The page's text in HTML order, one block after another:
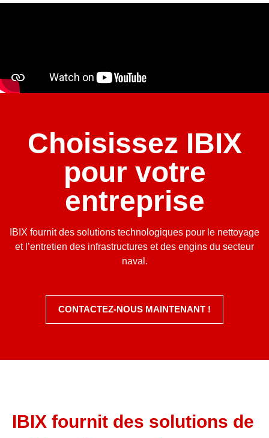
Choisissez IBIX
pour votre
entreprise
IBIX fournit des solutions technologiques pour le nettoyage
et l’entretien des infrastructures et des engins du secteur
naval.
CONTACTEZ-NOUS MAINTENANT !
IBIX fournit des solutions de